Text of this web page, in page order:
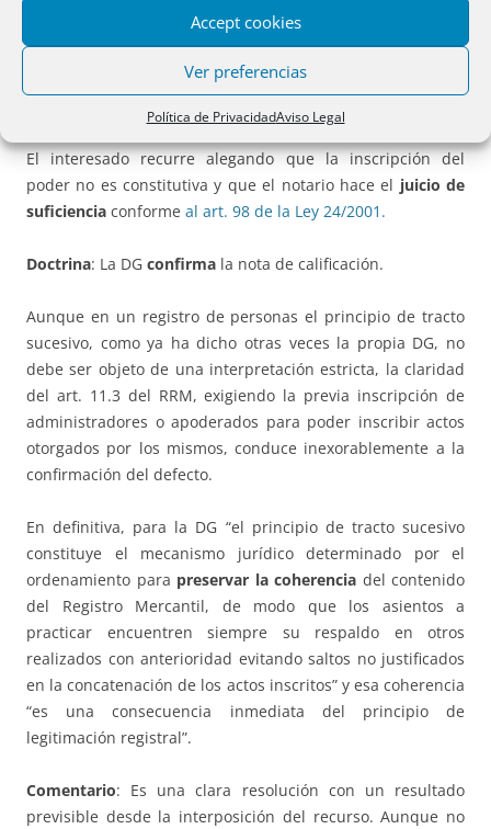
Accept cookies
Ver preferencias
Política de PrivacidadAviso Legal
suspendela inscripción pues al no constar
en la escritura de revocación que se trate de un poder
especial, el poder en cuya virtud actúa el apoderado
El interesado recurre alegando que la inscripción del
poder no es constitutiva y que el notario hace el juicio de
suficiencia conforme al art. 98 de la Ley 24/2001.
Doctrina: La DG confirma la nota de calificación.
Aunque en un registro de personas el principio de tracto
sucesivo, como ya ha dicho otras veces la propia DG, no
debe ser objeto de una interpretación estricta, la claridad
del art. 11.3 del RRM, exigiendo la previa inscripción de
administradores o apoderados para poder inscribir actos
otorgados por los mismos, conduce inexorablemente a la
confirmación del defecto.
En definitiva, para la DG “el principio de tracto sucesivo
constituye el mecanismo jurídico determinado por el
ordenamiento para preservar la coherencia del contenido
del Registro Mercantil, de modo que los asientos a
practicar encuentren siempre su respaldo en otros
realizados con anterioridad evitando saltos no justificados
en la concatenación de los actos inscritos” y esa coherencia
“es una consecuencia inmediata del principio de
legitimación registral”.
Comentario: Es una clara resolución con un resultado
previsible desde la interposición del recurso. Aunque no